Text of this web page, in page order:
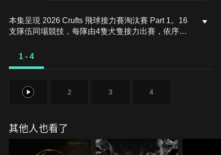
本集呈現 2026 Crufts 飛球接力賽淘汰賽 Part 1。16
支隊伍同場競技，每隊由4隻犬隻接力出賽，依序跨
快速、競爭激烈，各隊爭奪晉級資格，帶來緊張刺激
1 - 4
1 2 3 4
其他人也看了